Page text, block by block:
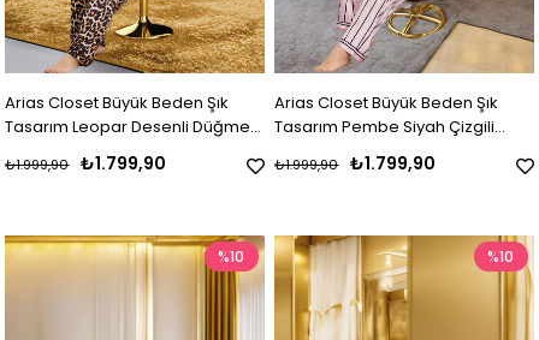
Arias Closet Büyük Beden Şık
Tasarım Leopar Desenli Düğmeli
Kısa Kol Lüx Saten Pijama Takımı
₺1.799,90
₺1.999,90
Arias Closet Büyük Beden Şık
Tasarım Pembe Siyah Çizgili
Düğmeli Kısa Kol Lüx Saten
Pijama Takımı₺1.799,90
₺1.999,90
%10 %10